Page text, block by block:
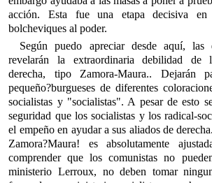
acción. Esta fue una etapa decisiva
bolcheviques al poder.
Según puedo apreciar desde aquí, las
revelarán la extraordinaria debilidad de
derecha, tipo Zamora-Maura.. Dejarán
pequeño?burgueses de diferentes
socialistas y "socialistas". A pesar de esto
seguridad que los socialistas y los radical-
el empeño en ayudar a sus aliados de
Zamora?Maura! es absolutamente
comprender que los comunistas no
ministerio Lerroux, no deben tomar